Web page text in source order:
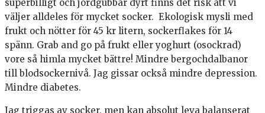
superbilligt och jordgubbar dyrt finns det risk att vi
väljer alldeles för mycket socker. Ekologisk mysli med
frukt och nötter för 45 kr litern, sockerflakes för 14
spänn. Grab and go på frukt eller yoghurt (osockrad)
vore så himla mycket bättre! Mindre bergochdalbanor
till blodsockernivå. Jag gissar också mindre depression.
Mindre diabetes.
Jag triggas av socker, men kan absolut leva balanserat